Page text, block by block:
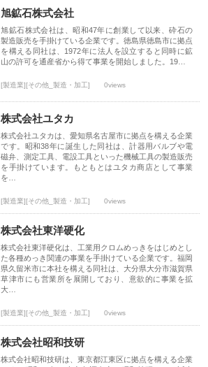
旭鉱石株式会社
旭鉱石株式会社は、昭和47年に創業して以来、砕石の
製造販売を手掛けている企業です。徳島県徳島市に拠点
を構える同社は、1972年に法人を設立すると同時に鉱
山の許可を通産省から得て事業を開始しました。19…
[製造業][その他_製造・加工] 0views
株式会社ユタカ
株式会社ユタカは、愛知県名古屋市に拠点を構える企業
です。昭和38年に誕生した同社は、計器用バルブや電
磁弁、測定工具、電設工具といった機械工具の製造販売
を手掛けています。もともとはユタカ商店として事業
を…
[製造業][その他_製造・加工] 0views
株式会社東洋硬化
株式会社東洋硬化は、工業用クロムめっきをはじめとし
た各種めっき関連の事業を手掛けている企業です。福岡
県久留米市に本社を構える同社は、大分県大分市滋賀県
草津市にも営業所を展開しており、意欲的に事業を拡
大…
[製造業][その他_製造・加工] 0views
株式会社昭和技研
株式会社昭和技研は、東京都江東区に拠点を構える企業